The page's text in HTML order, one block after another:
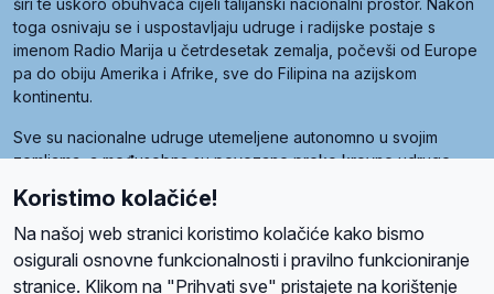
širi te uskoro obuhvaća cijeli talijanski nacionalni prostor. Nakon
toga osnivaju se i uspostavljaju udruge i radijske postaje s
imenom Radio Marija u četrdesetak zemalja, počevši od Europe
pa do obiju Amerika i Afrike, sve do Filipina na azijskom
kontinentu.
Sve su nacionalne udruge utemeljene autonomno u svojim
zemljama, a međusobna su povezane preko krovne udruge
Radio Maria). Svjetsku obitelj utemeljilo je sedam članica, među
kojima je i hrvatska Udruga Radio Marija.
Koristimo kolačiće!
Na našoj web stranici koristimo kolačiće kako bismo
osigurali osnovne funkcionalnosti i pravilno funkcioniranje
stranice. Klikom na "Prihvati sve" pristajete na korištenje